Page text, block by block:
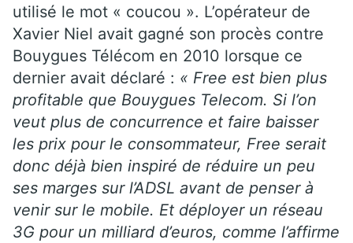
utilisé le mot « coucou ». L’opérateur de
Xavier Niel avait gagné son procès contre
Bouygues Télécom en 2010 lorsque ce
dernier avait déclaré : « Free est bien plus
profitable que Bouygues Telecom. Si l’on
veut plus de concurrence et faire baisser
les prix pour le consommateur, Free serait
donc déjà bien inspiré de réduire un peu
ses marges sur l’ADSL avant de penser à
venir sur le mobile. Et déployer un réseau
3G pour un milliard d’euros, comme l’affirme